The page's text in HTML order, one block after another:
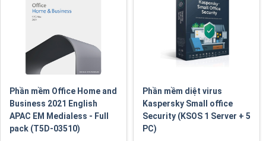
Phần mềm Office Home and
Business 2021 English
APAC EM Medialess - Full
pack (T5D-03510)
Phần mềm diệt virus
Kaspersky Small office
Security (KSOS 1 Server + 5
PC)